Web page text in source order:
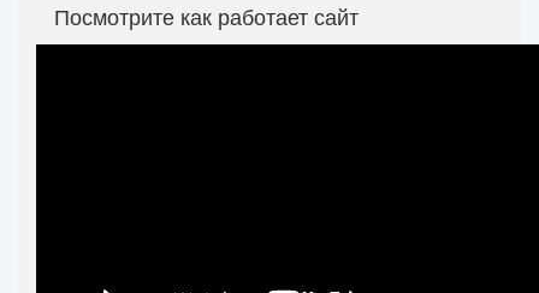
Посмотрите как работает сайт